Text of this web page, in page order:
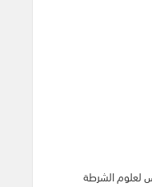
لعلوم الشرطة